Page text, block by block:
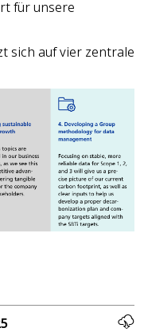
für unsere
sich auf vier zentrale